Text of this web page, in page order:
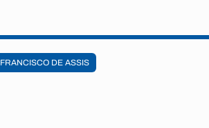
FRANCISCO DE ASSIS